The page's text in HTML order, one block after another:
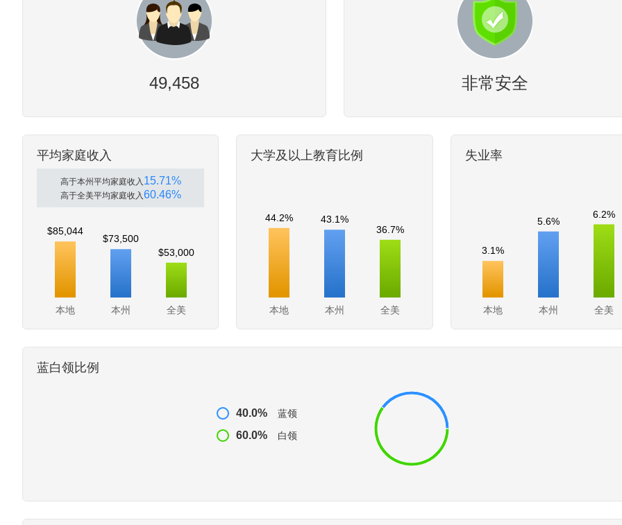
49,458 非常安全
平均家庭收入
高于本州平均家庭收入 15.71%
高于全美平均家庭收入60.46%
本地 本州 全美
$85,044
$73,500
$53,000
大学及以上教育比例
本地 本州 全美
44.2%
43.1%
36.7%
失业率
本地 本州 全美
3.1%
5.6%
6.2%
蓝白领比例
40.0% 蓝领
60.0% 白领